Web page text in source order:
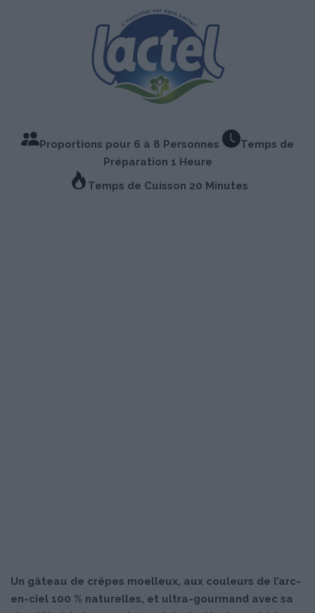
Proportions pour 6 à 8 Personnes
Temps de
Préparation 1 Heure
Temps de Cuisson 20 Minutes
Un gâteau de crêpes moelleux, aux couleurs de l’arc-
en-ciel 100 % naturelles, et ultra-gourmand avec sa